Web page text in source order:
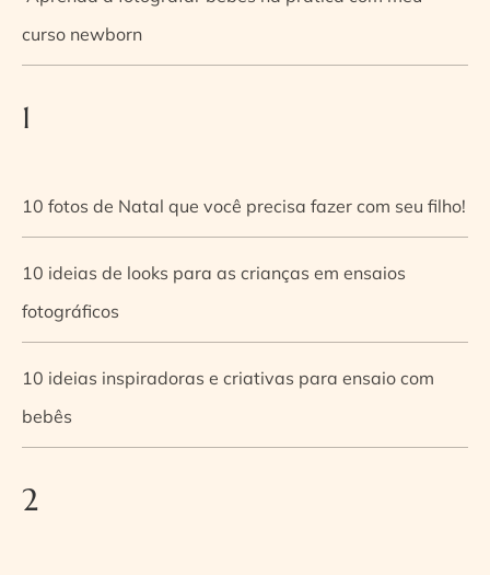
curso newborn
1
10 fotos de Natal que você precisa fazer com seu filho!
10 ideias de looks para as crianças em ensaios
fotográficos
10 ideias inspiradoras e criativas para ensaio com
bebês
2